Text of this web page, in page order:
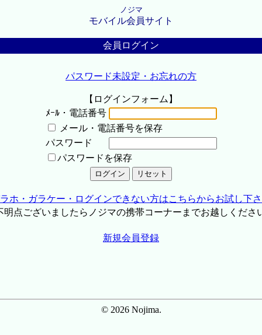
ノジマ
モバイル会員サイト
会員ログイン
パスワード未設定・お忘れの方
【ログインフォーム】
ﾒｰﾙ・電話番号
メール・電話番号を保存
パスワード
パスワードを保存
ホ・ガラケー・ログインできない方はこちらからお試し下
点ございましたらノジマの携帯コーナーまでお越しくださ
新規会員登録
© 2026 Nojima.